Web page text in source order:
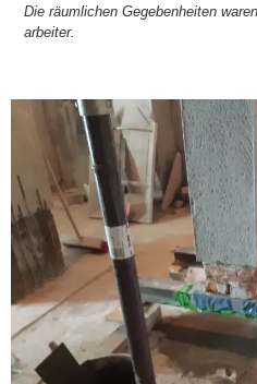
Die räum­li­chen Gege­ben­hei­ten
ar­bei­ter.